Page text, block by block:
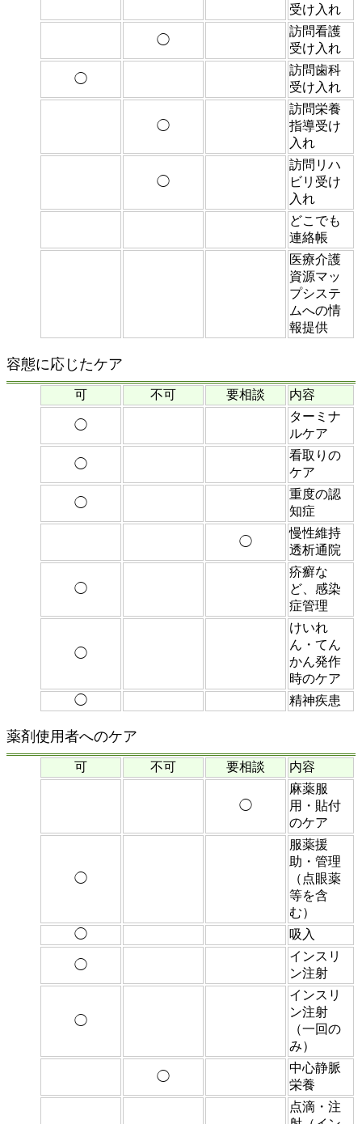
受け入れ
◯
訪問看護
受け入れ
◯
訪問歯科
受け入れ
◯
訪問栄養
指導受け
入れ
◯
訪問リハ
ビリ受け
入れ
どこでも
連絡帳
医療介護
資源マッ
プシステ
ムへの情
報提供
容態に応じたケア
可 不可 要相談 内容
◯
ターミナ
ルケア
◯
看取りの
ケア
◯
重度の認
知症
◯
慢性維持
透析通院
◯
疥癬な
ど、感染
症管理
◯
けいれ
ん・てん
かん発作
時のケア
◯
精神疾患
薬剤使用者へのケア
可 不可 要相談 内容
◯
麻薬服
用・貼付
のケア
◯
服薬援
助・管理
（点眼薬
等を含
む）
◯
吸入
◯
インスリ
ン注射
◯
インスリ
ン注射
（一回の
み）
◯
中心静脈
栄養
点滴・注